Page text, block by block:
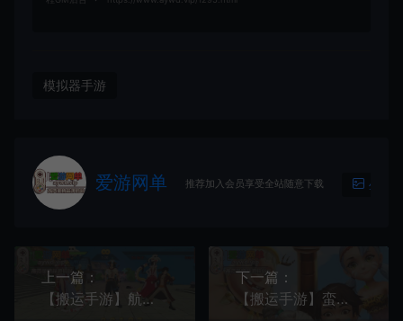
模拟器手游
爱游网单 推荐加入会员享受全站随意下载 生成海
上一篇：
【搬运手游】航海王虚拟机一键端视频安装教程GM后台
下一篇：
【搬运手游】蛮荒大作战石器时代手游版虚拟机一键端视频教程GM后台